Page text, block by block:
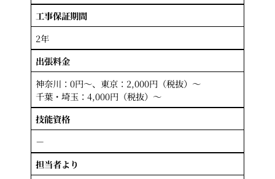
工事保証期間
2年
出張料金
神奈川：0円～、東京：2,000円（税抜）～
千葉・埼玉：4,000円（税抜）～
技能資格
－
担当者より